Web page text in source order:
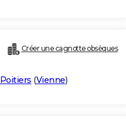
Créer une cagnotte obsèques
Poitiers (Vienne)